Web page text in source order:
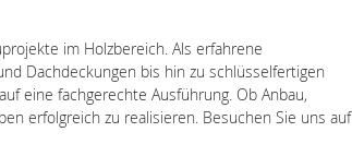
im Holzbereich. Als erfahrene
Dachdeckungen bis hin zu schlüsselfertigen
eine fachgerechte Ausführung. Ob Anbau,
erfolgreich zu realisieren. Besuchen Sie uns auf